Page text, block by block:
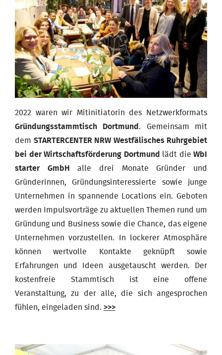
2022 waren wir Mitinitiatorin des Netzwerkformats
Gründungsstammtisch Dortmund . Gemeinsam mit
dem STARTERCENTER NRW Westfälisches Ruhrgebiet
bei der Wirtschaftsförderung Dortmund lädt die WbI
starter GmbH
alle drei Monate Gründer und
Gründerinnen, Gründungsinteressierte sowie junge
Unternehmen in spannende Locations ein. Geboten
werden Impulsvorträge zu aktuellen Themen rund um
Gründung und Business sowie die Chance, das eigene
Unternehmen vorzustellen. In lockerer Atmosphäre
können wertvolle Kontakte geknüpft sowie
Erfahrungen und Ideen ausgetauscht werden. Der
kostenfreie Stammtisch ist eine offene
Veranstaltung, zu der alle, die sich angesprochen
fühlen, eingeladen sind. >>>